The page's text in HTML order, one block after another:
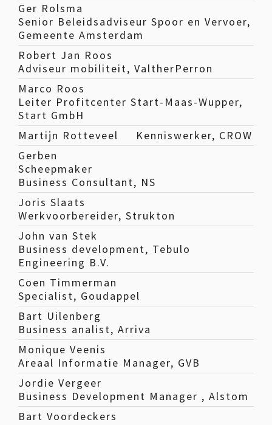
Ger Rolsma
Senior Beleidsadviseur Spoor en Vervoer,
Gemeente Amsterdam
Robert Jan Roos
Adviseur mobiliteit, ValtherPerron
Marco Roos
Leiter Profitcenter Start-Maas-Wupper,
Start GmbH
Martijn Rotteveel
Kenniswerker, CROW
Gerben
Scheepmaker
Business Consultant, NS
Joris Slaats
Werkvoorbereider, Strukton
John van Stek
Business development, Tebulo
Engineering B.V.
Coen Timmerman
Specialist, Goudappel
Bart Uilenberg
Business analist, Arriva
Monique Veenis
Areaal Informatie Manager, GVB
Jordie Vergeer
Business Development Manager , Alstom
Bart Voordeckers